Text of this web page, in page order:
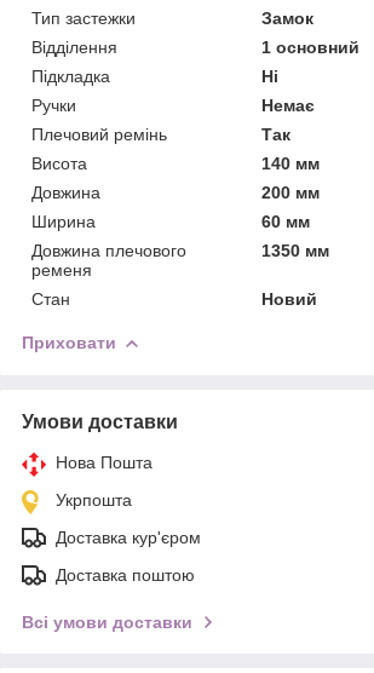
Тип застежки
Замок
Відділення
1 основний
Підкладка
Ні
Ручки
Немає
Плечовий ремінь
Так
Висота
140 мм
Довжина
200 мм
Ширина
60 мм
Довжина плечового
ременя
1350 мм
Стан Новий
Приховати
Умови доставки
Нова Пошта
Укрпошта
Доставка кур'єром
Доставка поштою
Всі умови доставки